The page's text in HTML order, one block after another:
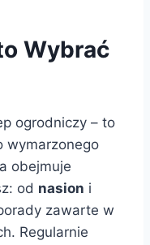
Wybrać
ogrodniczy – to
wymarzonego
obejmuje
od nasion i
zawarte w
Regularnie